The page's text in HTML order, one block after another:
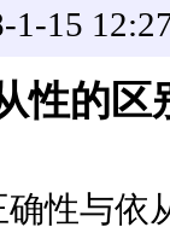
1-15
性的区
性与依